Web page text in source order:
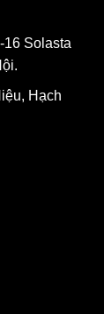
16 Solasta
Hạch